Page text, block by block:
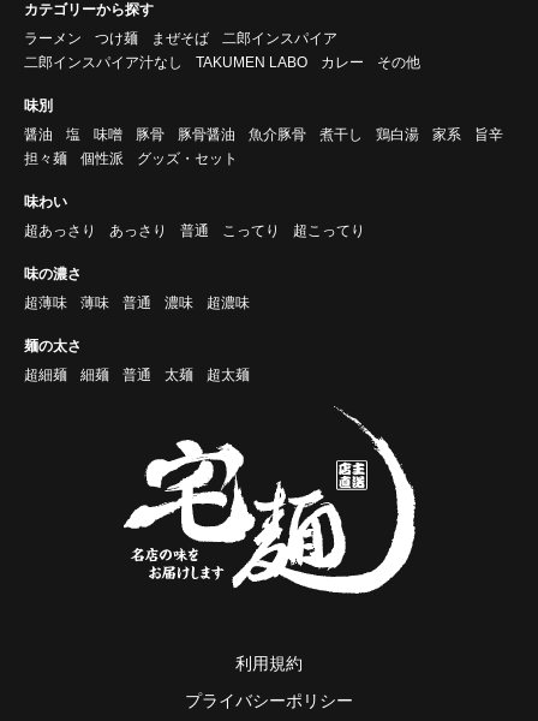
カテゴリーから探す
ラーメン
つけ麺 まぜそば
二郎インスパイア
二郎インスパイア汁なし
TAKUMEN LABO カレー その他
味別
醤油
塩 味噌 豚骨 豚骨醤油 魚介豚骨 煮干し 鶏白湯 家系
旨辛
担々麺
個性派 グッズ・セット
味わい
超あっさり
あっさり 普通 こってり 超こってり
味の濃さ
超薄味
薄味 普通 濃味 超濃味
麺の太さ
超細麺
細麺 普通 太麺 超太麺
利用規約
プライバシーポリシー